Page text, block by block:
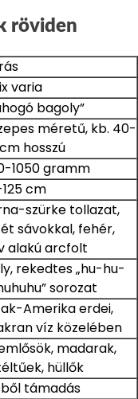
röviden
varia
bagoly”
méretű, kb. 40-
hosszú
1050 gramm
cm
szürke tollazat,
sávokkal, fehér,
alakú arcfolt
rekedtes „hu-hu-
sorozat
Amerika erdei,
víz közelében
madarak,
hüllők
támadás